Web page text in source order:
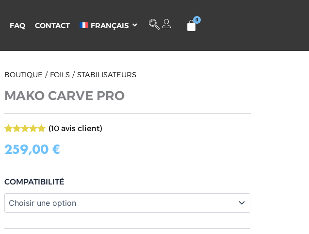
FAQ CONTACT FRANÇAIS
BOUTIQUE FOILS STABILISATEURS
MAKO CARVE PRO
sur 5 basé
sur
(10avis client)
259,00€
COMPATIBILITÉ
quantité
MAKO
CARVE
PRO